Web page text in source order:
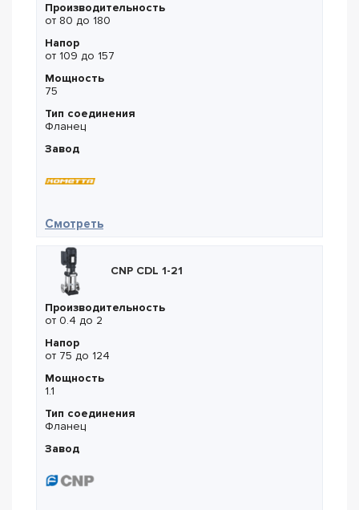
Производительность
от 80 до 180
Напор
от 109 до 157
Мощность
75
Тип соединения
Фланец
Завод
Смотреть— Кометта К377 150-06-150/04А/750Т2
CNP CDL 1-21
Производительность
от 0.4 до 2
Напор
от 75 до 124
Мощность
1.1
Тип соединения
Фланец
Завод